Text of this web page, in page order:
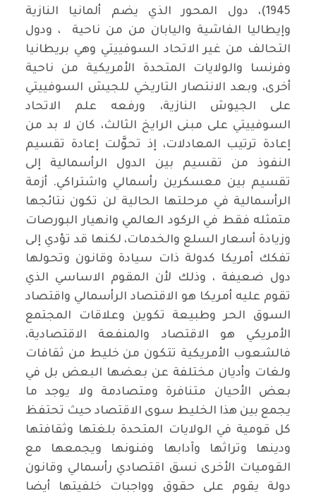
1945)، دول المحور الذي يضم ألمانيا النازية
وإيطاليا الفاشية واليابان من من ناحية ، ودول
التحالف من غير الاتحاد السوفييتي وهي بريطانيا
وفرنسا والولايات المتحدة الأمريكية من ناحية
أخرى، وبعد الانتصار التاريخي للجيش السوفييتي
على الجيوش النازية، ورفعه علم الاتحاد
السوفييتي على مبنى الرايخ الثالث، كان لا بد من
إعادة ترتيب المعادلات، إذ تحوَّلت إعادة تقسيم
النفوذ من تقسيم بين الدول الرأسمالية إلى
تقسيم بين معسكرين رأسمالي واشتراكي. أزمة
الرأسمالية في مرحلتها الحالية لن تكون نتائجها
متمثله فقط في الركود العالمي وانهيار البورصات
وزيادة أسعار السلع والخدمات، لكنها قد تؤدي إلى
تفكك أمريكا كدولة ذات سيادة وقانون وتحولها
دول ضعيفة ، وذلك لأن المقوم الاساسي الذي
تقوم عليه أمريكا هو الاقتصاد الرأسمالي واقتصاد
السوق الحر وطبيعة تكوين وعلاقات المجتمع
الأمريكي هو الاقتصاد والمنفعة الاقتصادية،
فالشعوب الأمريكية تتكون من خليط من ثقافات
ولغات وأديان مختلفة عن بعضها البعض بل في
بعض الأحيان متنافرة ومتصادمة ولا يوجد ما
يجمع بين هذا الخليط سوى الاقتصاد حيث تحتفظ
كل قومية في الولايات المتحدة بلغتها وثقافتها
ودينها وتراثها وآدابها وفنونها ويجمعها مع
القوميات الأخرى نسق اقتصادي رأسمالي وقانون
دولة يقوم على حقوق وواجبات خلفيتها أيضا